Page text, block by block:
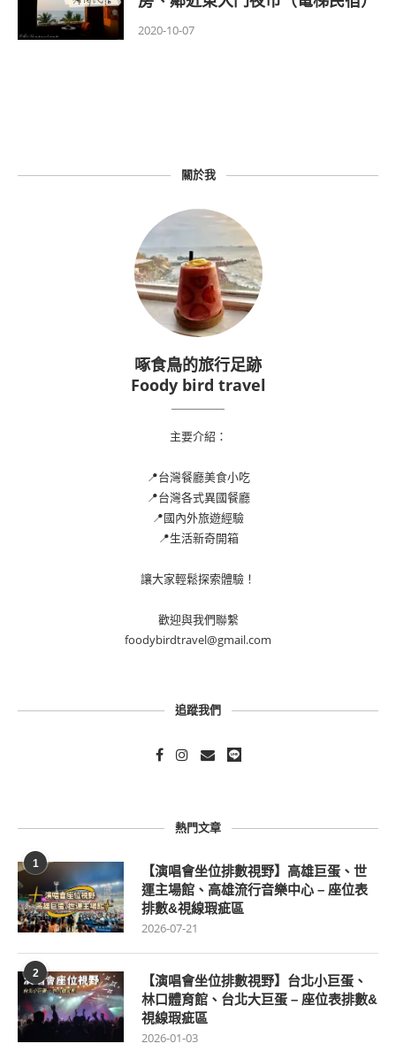
2020-10-07
關於我
啄食鳥的旅行足跡
Foody bird travel
主要介紹：
📍台灣餐廳美食小吃
📍台灣各式異國餐廳
📍國內外旅遊經驗
📍生活新奇開箱
讓大家輕鬆探索體驗！
歡迎與我們聯繫
foodybirdtravel@gmail.com
追蹤我們
熱門文章
1
【演唱會坐位排數視野】高雄巨蛋、世
運主場館、高雄流行音樂中心 – 座位表
排數&視線瑕疵區
2026-07-21
2
【演唱會坐位排數視野】台北小巨蛋、
林口體育館、台北大巨蛋 – 座位表排數&
視線瑕疵區
2026-01-03